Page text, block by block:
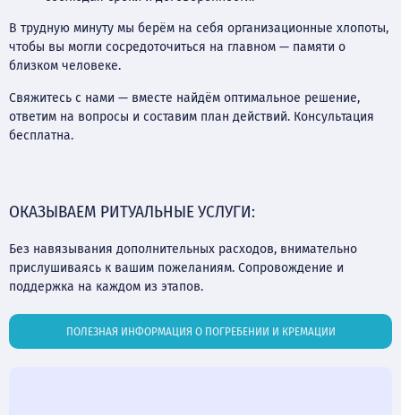
В трудную минуту мы берём на себя организационные хлопоты,
чтобы вы могли сосредоточиться на главном — памяти о
близком человеке.
Свяжитесь с нами — вместе найдём оптимальное решение,
ответим на вопросы и составим план действий. Консультация
бесплатна.
ОКАЗЫВАЕМ РИТУАЛЬНЫЕ УСЛУГИ:
Без навязывания дополнительных расходов, внимательно
прислушиваясь к вашим пожеланиям. Сопровождение и
поддержка на каждом из этапов.
ПОЛЕЗНАЯ ИНФОРМАЦИЯ О ПОГРЕБЕНИИ И КРЕМАЦИИ